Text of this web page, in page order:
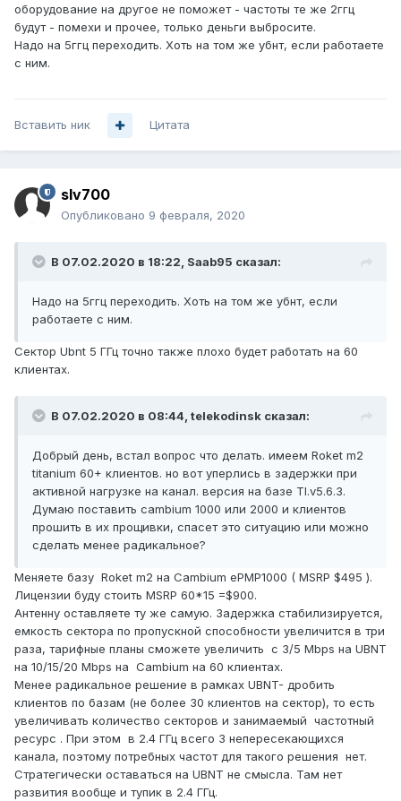
оборудование на другое не поможет - частоты те же 2ггц
будут - помехи и прочее, только деньги выбросите.
Надо на 5ггц переходить. Хоть на том же убнт, если работаете
с ним.
Вставить ник Цитата
slv700
Опубликовано 9 февраля, 2020
В 07.02.2020 в 18:22, Saab95 сказал:
Надо на 5ггц переходить. Хоть на том же убнт, если
работаете с ним.
Сектор Ubnt 5 ГГц точно также плохо будет работать на 60
клиентах.
В 07.02.2020 в 08:44, telekodinsk сказал:
Добрый день, встал вопрос что делать. имеем Roket m2
titanium 60+ клиентов. но вот уперлись в задержки при
активной нагрузке на канал. версия на базе TI.v5.6.3.
Думаю поставить cambium 1000 или 2000 и клиентов
прошить в их прощивки, спасет это ситуацию или можно
сделать менее радикальное?
Меняете базу Roket m2 на Cambium ePMP1000 ( MSRP $495 ).
Лицензии буду стоить MSRP 60*15 =$900.
Антенну оставляете ту же самую. Задержка стабилизируется,
емкость сектора по пропускной способности увеличится в три
раза, тарифные планы сможете увеличить с 3/5 Mbps на UBNT
на 10/15/20 Mbps на Cambium на 60 клиентах.
Менее радикальное решение в рамках UBNT- дробить
клиентов по базам (не более 30 клиентов на сектор), то есть
увеличивать количество секторов и занимаемый частотный
ресурс . При этом в 2.4 ГГц всего 3 непересекающихся
канала, поэтому потребных частот для такого решения нет.
Стратегически оставаться на UBNT не смысла. Там нет
развития вообще и тупик в 2.4 ГГц.